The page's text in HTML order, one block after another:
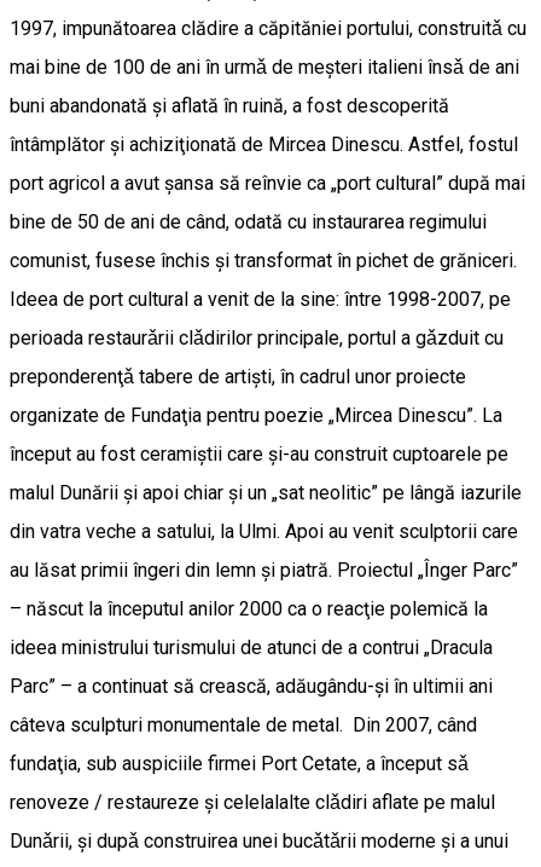
1997, impunătoarea clădire a căpităniei portului, construitǎ cu
mai bine de 100 de ani în urmǎ de meşteri italieni însǎ de ani
buni abandonată şi aflată în ruină, a fost descoperită
întâmplător şi achiziţionată de Mircea Dinescu. Astfel, fostul
port agricol a avut şansa să reînvie ca „port cultural” după mai
bine de 50 de ani de când, odată cu instaurarea regimului
comunist, fusese închis şi transformat în pichet de grăniceri.
Ideea de port cultural a venit de la sine: între 1998-2007, pe
perioada restaurǎrii clǎdirilor principale, portul a gǎzduit cu
preponderenţǎ tabere de artişti, în cadrul unor proiecte
organizate de Fundaţia pentru poezie „Mircea Dinescu”. La
început au fost ceramiştii care şi-au construit cuptoarele pe
malul Dunării şi apoi chiar şi un „sat neolitic” pe lângă iazurile
din vatra veche a satului, la Ulmi. Apoi au venit sculptorii care
au lăsat primii îngeri din lemn şi piatră. Proiectul „Înger Parc”
– născut la începutul anilor 2000 ca o reacţie polemică la
ideea ministrului turismului de atunci de a contrui „Dracula
Parc” – a continuat să crească, adăugându-şi în ultimii ani
câteva sculpturi monumentale de metal. Din 2007, când
fundaţia, sub auspiciile firmei Port Cetate, a început sǎ
renoveze / restaureze şi celelalalte clǎdiri aflate pe malul
Dunǎrii, şi dupǎ construirea unei bucǎtǎrii moderne şi a unui